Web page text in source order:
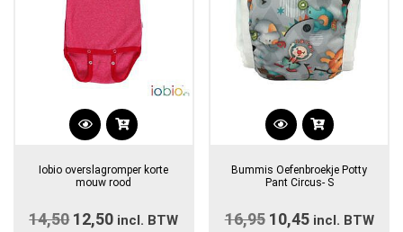
Dit
heeft
variaties.
Iobio overslagromper korte
mouw rood
14,50 Oorspronkelijke
12,50 Huidige
incl. BTW
Bummis Oefenbroekje Potty
Pant Circus- S
16,95 Oorspronkelijke
10,45Huidige
incl. BTW